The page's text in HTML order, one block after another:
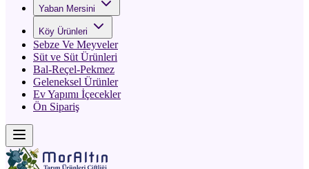
Yaban Mersini
Köy Ürünleri
Sebze Ve Meyveler
Süt ve Süt Ürünleri
Bal-Reçel-Pekmez
Geleneksel Ürünler
Ev Yapımı İçecekler
Ön Sipariş